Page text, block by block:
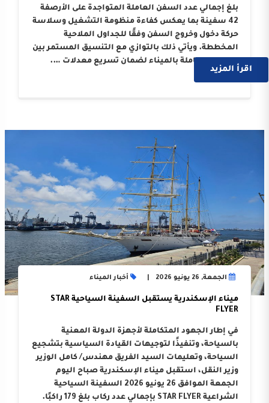
بلغ إجمالي عدد السفن العاملة المتواجدة على الأرصفة
42 سفينة بما يعكس كفاءة منظومة التشغيل وسلاسة
حركة دخول وخروج السفن وفقًا للجداول الملاحية
المخططة. ويأتي ذلك بالتوازي مع التنسيق المستمر بين
الجهات العاملة بالميناء لضمان تسريع معدلات ….
اقرأ المزيد
الجمعة, 26 يونيو 2026 أخبار الميناء
ميناء الإسكندرية يستقبل السفينة السياحية STAR
FLYER
في إطار الجهود المتكاملة لأجهزة الدولة المعنية
بالسياحة، وتنفيذًا لتوجيهات القيادة السياسية بتشجيع
السياحة، وتعليمات السيد الفريق مهندس/ كامل الوزير
وزير النقل، استقبل ميناء الإسكندرية صباح اليوم
الجمعة الموافق 26 يونيو 2026 السفينة السياحية
الشراعية STAR FLYER بإجمالي عدد ركاب بلغ 179 راكبًا.